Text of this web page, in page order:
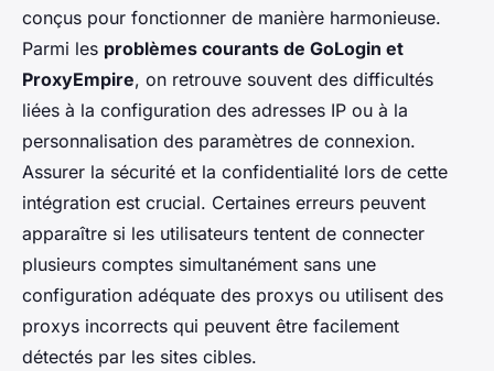
conçus pour fonctionner de manière harmonieuse.
Parmi les problèmes courants de GoLogin et
ProxyEmpire, on retrouve souvent des difficultés
liées à la configuration des adresses IP ou à la
personnalisation des paramètres de connexion.
Assurer la sécurité et la confidentialité lors de cette
intégration est crucial. Certaines erreurs peuvent
apparaître si les utilisateurs tentent de connecter
plusieurs comptes simultanément sans une
configuration adéquate des proxys ou utilisent des
proxys incorrects qui peuvent être facilement
détectés par les sites cibles.